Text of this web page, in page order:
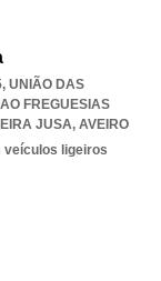
UNIÃO DAS
FREGUESIAS
JUSA, AVEIRO
veículos ligeiros